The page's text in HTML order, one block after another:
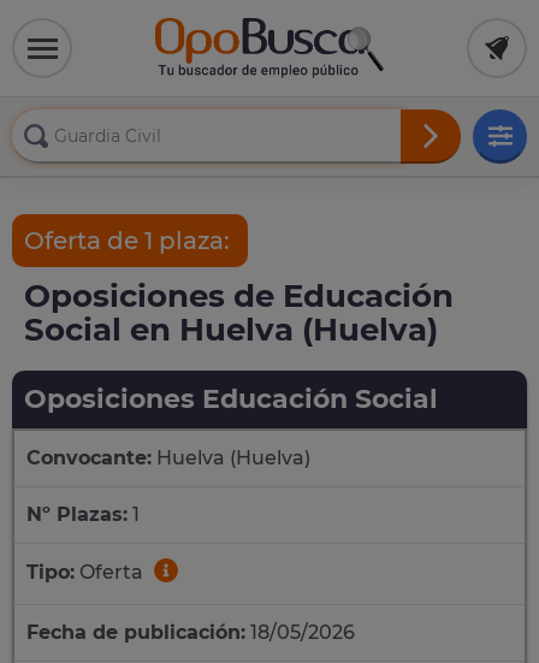
Oferta de 1 plaza:
Oposiciones de Educación
Social en Huelva (Huelva)
Oposiciones Educación Social
Convocante: Huelva (Huelva)
Nº Plazas: 1
Tipo: Oferta
Fecha de publicación: 18/05/2026